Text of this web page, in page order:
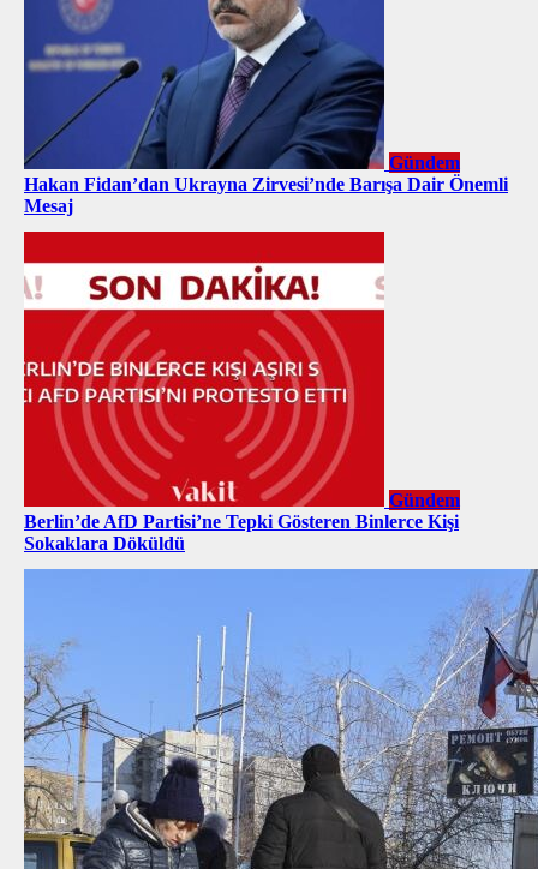
Gündem
Hakan Fidan’dan Ukrayna Zirvesi’nde Barışa Dair Önemli
Mesaj
Gündem
Berlin’de AfD Partisi’ne Tepki Gösteren Binlerce Kişi
Sokaklara Döküldü